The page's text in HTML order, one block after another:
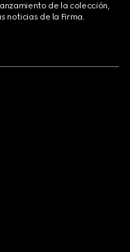
de la colección,
noticias de la Firma.